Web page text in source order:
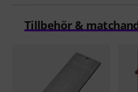
Tillbehör &